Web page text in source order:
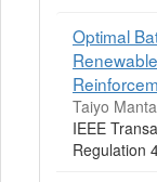
Optimal
Taiyo
IEEE
Regulation